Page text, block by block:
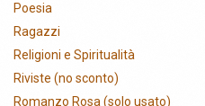
Poesia
Ragazzi
Religioni e Spiritualità
Riviste (no sconto)
Romanzo Rosa (solo usato)